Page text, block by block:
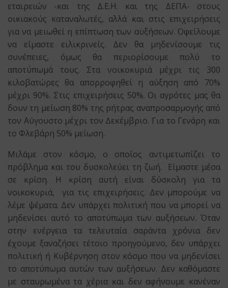
εταιρειών -και της Δ.Ε.Η. και της ΔΕΠΑ- στους
οικιακούς καταναλωτές, αλλά και στις επιχειρήσεις
για να μειωθεί η επίπτωση των αυξήσεων. Οφείλουμε
να είμαστε ειλικρινείς. Δεν θα μηδενίσουμε τις
συνέπειες, όμως θα περιορίσουμε πολύ το
αποτύπωμά τους. Στα νοικοκυριά μέχρι τις 300
κιλοβατώρες θα απορροφηθεί η αύξηση από 70%
μέχρι 90%. Στις επιχειρήσεις 50%. Οι αγρότες μας θα
δουν τη μείωση 80% της ρήτρας αναπροσαρμογής από
τον Αύγουστο μέχρι τον Δεκέμβριο. Για το Γενάρη και
το Φλεβάρη 50% μείωση.
Μιλάμε στον κόσμο, ο οποίος αντιμετωπίζει το
πρόβλημα και του δυσκολεύει τη ζωή. Είμαστε μέσα
σε κρίση. Η κρίση αυτή είναι δύσκολη για τα
νοικοκυριά, για τις επιχειρήσεις. Δεν μπορούμε να
λέμε ψέματα. Δεν υπάρχει πολιτική που να μπορεί να
μηδενίσει αυτό το αποτύπωμα των αυξήσεων. Όταν
στην ενέργεια τα τελευταία σαράντα χρόνια δεν
έχουμε ξαναζήσει τέτοιο προηγούμενο, δεν υπάρχει
πολιτική ή Κυβέρνηση στον κόσμο που να μηδενίσει
το αποτύπωμα αυτών των αυξήσεων. Δεν καθόμαστε
με σταυρωμένα τα χέρια και δεν αφήνουμε κανέναν